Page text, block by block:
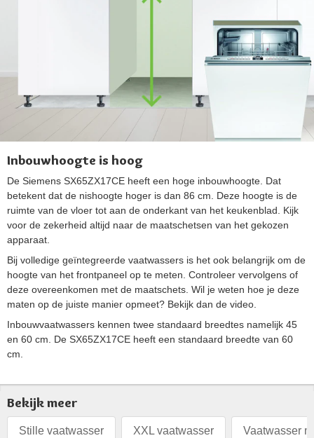
Inbouwhoogte is hoog
De Siemens SX65ZX17CE heeft een hoge inbouwhoogte. Dat
betekent dat de nishoogte hoger is dan 86 cm. Deze hoogte is de
ruimte van de vloer tot aan de onderkant van het keukenblad. Kijk
voor de zekerheid altijd naar de maatschetsen van het gekozen
apparaat.
Bij volledige geïntegreerde vaatwassers is het ook belangrijk om de
hoogte van het frontpaneel op te meten. Controleer vervolgens of
deze overeenkomen met de maatschets. Wil je weten hoe je deze
maten op de juiste manier opmeet? Bekijk dan de video.
Inbouwvaatwassers kennen twee standaard breedtes namelijk 45
en 60 cm. De SX65ZX17CE heeft een standaard breedte van 60
cm.
Bekijk meer
Stille vaatwasser XXL vaatwasser Vaatwasser